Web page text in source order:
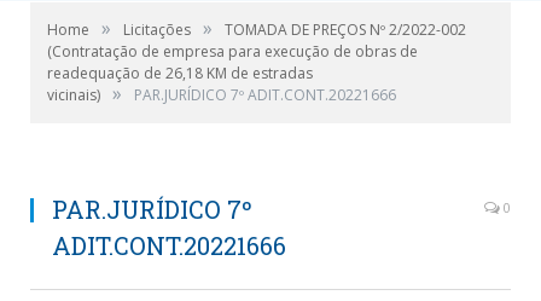
Home » Licitações »
TOMADA DE PREÇOS Nº 2/2022-002
(Contratação de empresa para execução de obras de
readequação de 26,18 KM de estradas
vicinais) » PAR.JURÍDICO 7º ADIT.CONT.20221666
PAR.JURÍDICO 7º
ADIT.CONT.20221666
0